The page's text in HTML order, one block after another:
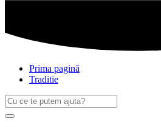
Prima pagină
Traditie
Caută
după:
Search